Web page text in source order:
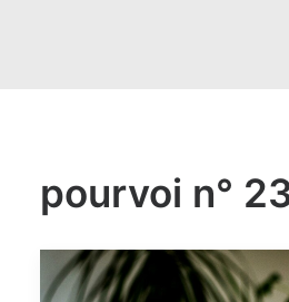
pourvoi n°